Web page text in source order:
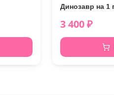
Динозавр на 1
3 400₽